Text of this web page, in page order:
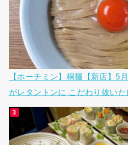
【ホーチミン】桐麺【新店】5
がレタントンに こだわり抜いた